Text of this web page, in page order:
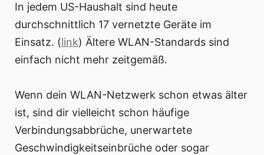
In jedem US-Haushalt sind heute
durchschnittlich 17 vernetzte Geräte im
Einsatz. (link) Ältere WLAN-Standards sind
einfach nicht mehr zeitgemäß.
Wenn dein WLAN-Netzwerk schon etwas älter
ist, sind dir vielleicht schon häufige
Verbindungsabbrüche, unerwartete
Geschwindigkeitseinbrüche oder sogar